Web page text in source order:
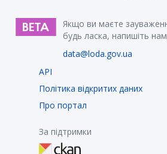
Якщо ви маєте
будь ласка, напишіть
data@loda.gov.ua
API
Політика відкритих даних
Про портал
За підтримки